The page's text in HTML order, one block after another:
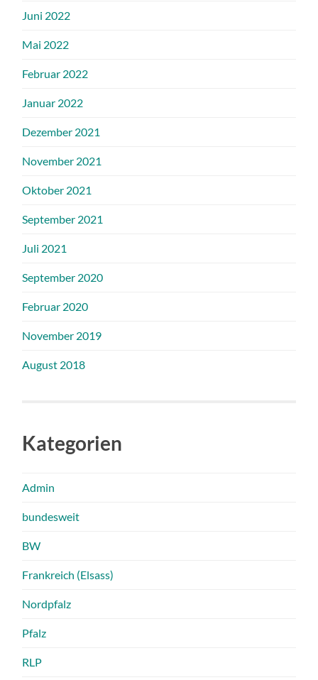
Juni 2022
Mai 2022
Februar 2022
Januar 2022
Dezember 2021
November 2021
Oktober 2021
September 2021
Juli 2021
September 2020
Februar 2020
November 2019
August 2018
Kategorien
Admin
bundesweit
BW
Frankreich (Elsass)
Nordpfalz
Pfalz
RLP